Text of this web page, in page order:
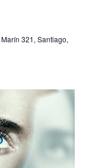
Marín 321, Santiago,